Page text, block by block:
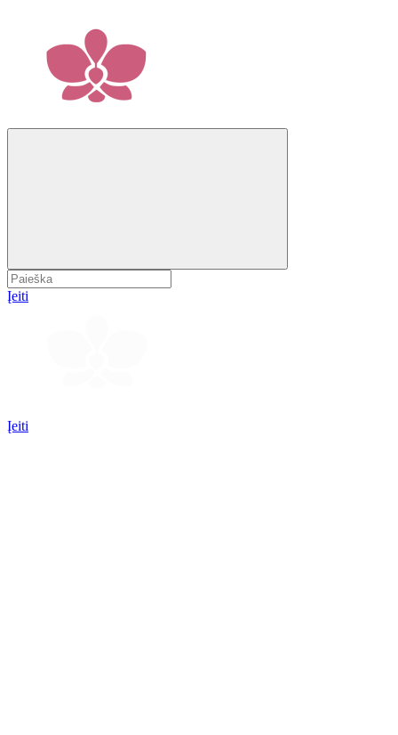
Įeiti
Įeiti